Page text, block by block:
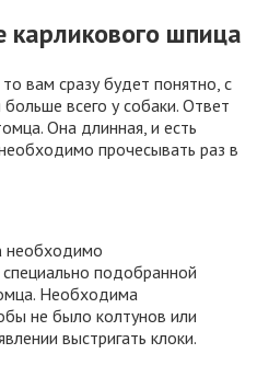
шпица
вам сразу будет понятно, с
всего у собаки. Ответ
Она длинная, и есть
прочесывать раз в
необходимо
подобранной
Необходима
не было колтунов или
выстригать клоки.